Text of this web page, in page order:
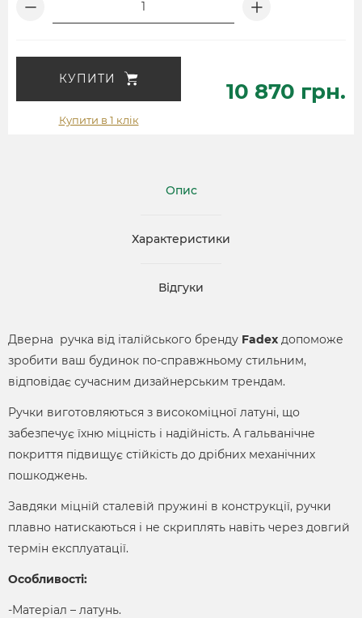
КУПИТИ
Купити в 1 клік
10 870 грн.
Опис
Характеристики
Відгуки
Дверна ручка від італійського бренду Fadex допоможе
зробити ваш будинок по-справжньому стильним,
відповідає сучасним дизайнерським трендам.
Ручки виготовляються з високоміцної латуні, що
забезпечує їхню міцність і надійність. А гальванічне
покриття підвищує стійкість до дрібних механічних
пошкоджень.
Завдяки міцній сталевій пружині в конструкції, ручки
плавно натискаються і не скриплять навіть через довгий
термін експлуатації.
Особливості:
-Матеріал – латунь.